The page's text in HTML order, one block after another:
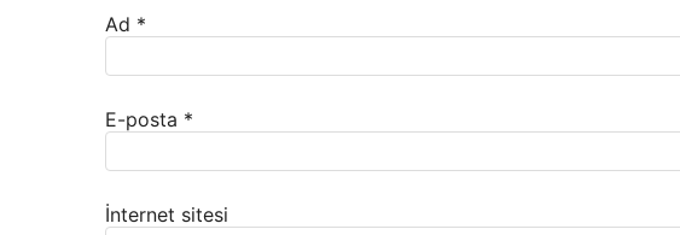
Ad *
E-posta *
İnternet sitesi